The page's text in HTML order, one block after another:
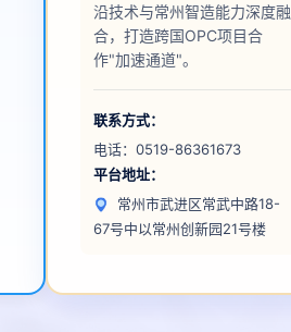
沿技术与常州智造能力深度融
合，打造跨国OPC项目合
作"加速通道"。
联系方式：
电话： 0519-86361673
平台地址：
常州市武进区常武中路18-
67号中以常州创新园21号楼